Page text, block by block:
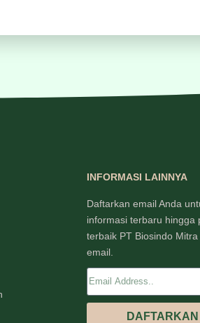
INFORMASI LAINNYA
Daftarkan email Anda
informasi terbaru hingga
terbaik PT Biosindo
email.